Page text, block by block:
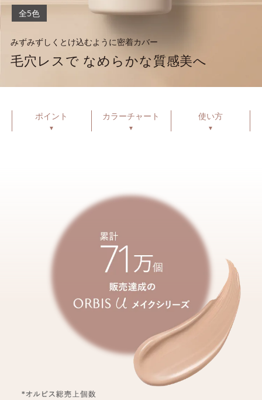
全5色
みずみずしくとけ込むように密着カバー
毛穴レスで なめらかな質感美へ
ポイント
▼
カラーチャート
▼
使い方
▼